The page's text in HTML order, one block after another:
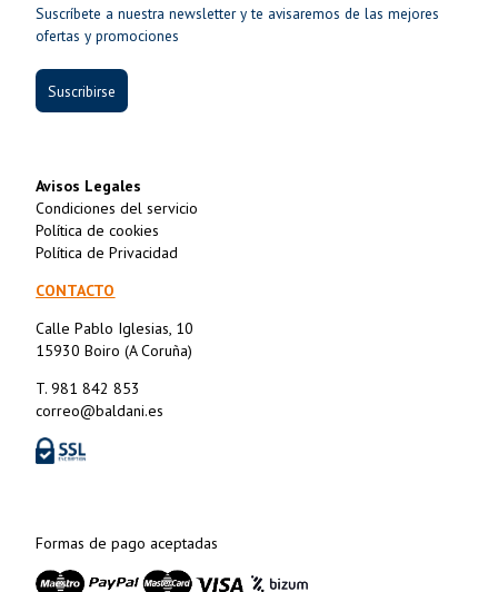
Suscríbete a nuestra newsletter y te avisaremos de las mejores
ofertas y promociones
Suscribirse
Avisos Legales
Condiciones del servicio
Política de cookies
Política de Privacidad
CONTACTO
Calle Pablo Iglesias, 10
15930 Boiro (A Coruña)
T. 981 842 853
correo@baldani.es
Formas de pago aceptadas